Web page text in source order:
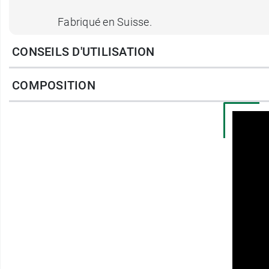
Fabriqué en Suisse.
Posologie des gummies
1 gomme à sucer 5 à 10 fois par jour.
CONSEILS D'UTILISATION
COMPOSITION